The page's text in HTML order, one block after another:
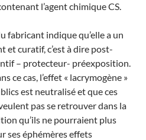
l’agent chimique CS.
fabricant indique qu’elle a un
et curatif, c’est à dire post-
– protecteur- préexposition.
ce cas, l’effet « lacrymogène »
est neutralisé et que ces
pas se retrouver dans la
qu’ils ne pourraient plus
ses éphémères effets